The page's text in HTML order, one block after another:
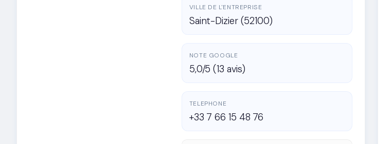
VILLE DE L'ENTREPRISE
Saint-Dizier (52100)
NOTE GOOGLE
5,0/5 (13 avis)
TELEPHONE
+33 7 66 15 48 76